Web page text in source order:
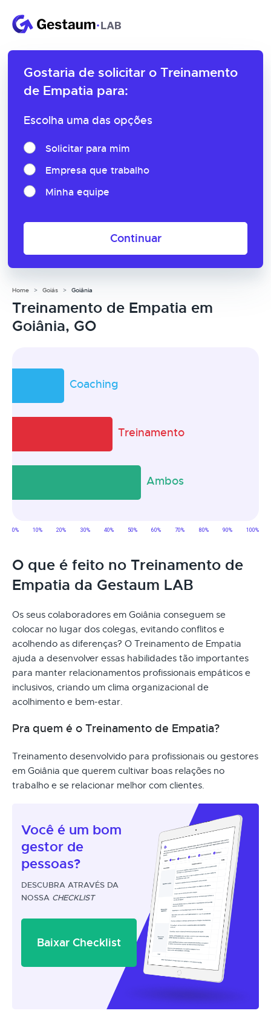
Gostaria de solicitar o Treinamento
de Empatia para:
Escolha uma das opções
Solicitar para mim
Empresa que trabalho
Minha equipe
Continuar
Home Goiás Goiânia
Treinamento de Empatia em
Goiânia, GO
O que é feito no Treinamento de
Empatia da Gestaum LAB
Os seus colaboradores em Goiânia conseguem se
colocar no lugar dos colegas, evitando conflitos e
acolhendo as diferenças? O Treinamento de Empatia
ajuda a desenvolver essas habilidades tão importantes
para manter relacionamentos profissionais empáticos e
inclusivos, criando um clima organizacional de
acolhimento e bem-estar.
Pra quem é o Treinamento de Empatia?
Treinamento desenvolvido para profissionais ou gestores
em Goiânia que querem cultivar boas relações no
trabalho e se relacionar melhor com clientes.
Você é um bom
gestor de
pessoas?
DESCUBRA ATRAVÉS DA
NOSSA CHECKLIST
Baixar Checklist